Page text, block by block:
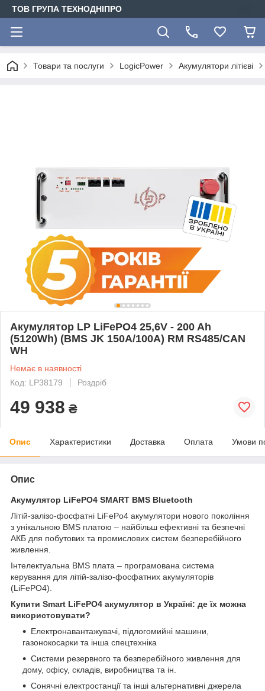
ТОВ ГРУПА ТЕХНОДНІПРО
Товари та послуги LogicPower Акумулятори літієві
Акумулятор LP LiFePO4 25,6V - 200 Ah
(5120Wh) (BMS JK 150A/100А) RM RS485/CAN
WH
Немає в наявності
Код: LP38179
Роздріб
49 938 ₴
Опис Характеристики Доставка Оплата Умови
Опис
Акумулятор LiFePO4 SMART BMS Bluetooth
Літій-залізо-фосфатні LiFePo4 акумулятори нового покоління
з унікальною BMS платою – найбільш ефективні та безпечні
АКБ для побутових та промислових систем безперебійного
живлення.
Інтелектуальна BMS плата – програмована система
керування для літій-залізо-фосфатних акумуляторів
(LiFePO4).
Купити Smart LiFePO4 акумулятор в Україні: де їх можна
використовувати?
Електронавантажувачі, підлогомийні машини,
газонокосарки та інша спецтехніка
Системи резервного та безперебійного живлення для
дому, офісу, складів, виробництва та ін.
Сонячні електростанції та інші альтернативні джерела